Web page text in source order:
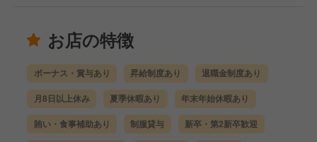
お店の特徴
ボーナス・賞与あり 昇給制度あり 退職金制度あり
月8日以上休み 夏季休暇あり 年末年始休暇あり
賄い・食事補助あり 制服貸与 新卒・第2新卒歓迎